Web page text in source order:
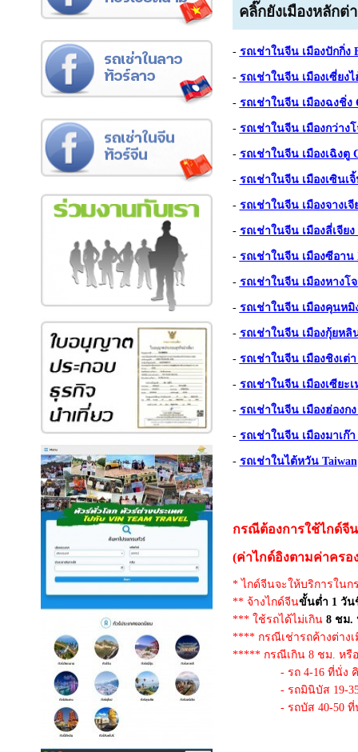
คลิ๊กยังเมืองหลักต่
- รถเช่าในจีน เมืองปักกิ่ง
- รถเช่าในจีน เมืองเซี่ยงไ
- รถเช่าในจีน เมืองฉงชิ่ง
- รถเช่าในจีน เมืองกว่าง
- รถเช่าในจีน เมืองเฉิงตู
- รถเช่าในจีน เมืองเซินเจิ้
- รถเช่าในจีน เมืองจางเจี
- รถเช่าในจีน เมืองลี่เจีย
- รถเช่าในจีน เมืองซีอาน
- รถเช่าในจีน เมืองหางโ
- รถเช่าในจีน เมืองคุนหมิ
- รถเช่าในจีน เมืองกุ้ยหลิ
- รถเช่าในจีน เมืองชิงเต่า
- รถเช่าในจีน เมืองเซียะ
- รถเช่าในจีน เมืองฮ่องก
- รถเช่าในจีน เมืองมาเก๊า
- รถเช่าในไต้หวัน Taiwan
กรณีต้องการใช้ไกด์จี
(ค่าไกด์อิงตามค่าครอ
* ไกด์จีนจะให้บริการใน
** จ้างไกด์จีนขั้นต่ำ 1 วัน
*** ใช้รถได้ไม่เกิน 8 ชม.
**** กรณีเช่ารถค้างต่าง
***** กรณีเกิน 8 ชม. หรือ
- รถ 4-16 ที่นั่ง คิ
- รถมินิบัส 19-35
- รถบัส 40-50 ที่นั่